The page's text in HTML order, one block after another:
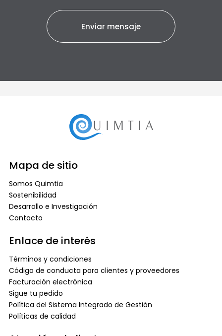
Mapa de sitio
Somos Quimtia
Sostenibilidad
Desarrollo e Investigación
Contacto
Enlace de interés
Términos y condiciones
Código de conducta para clientes y proveedores
Facturación electrónica
Sigue tu pedido
Política del Sistema Integrado de Gestión
Políticas de calidad